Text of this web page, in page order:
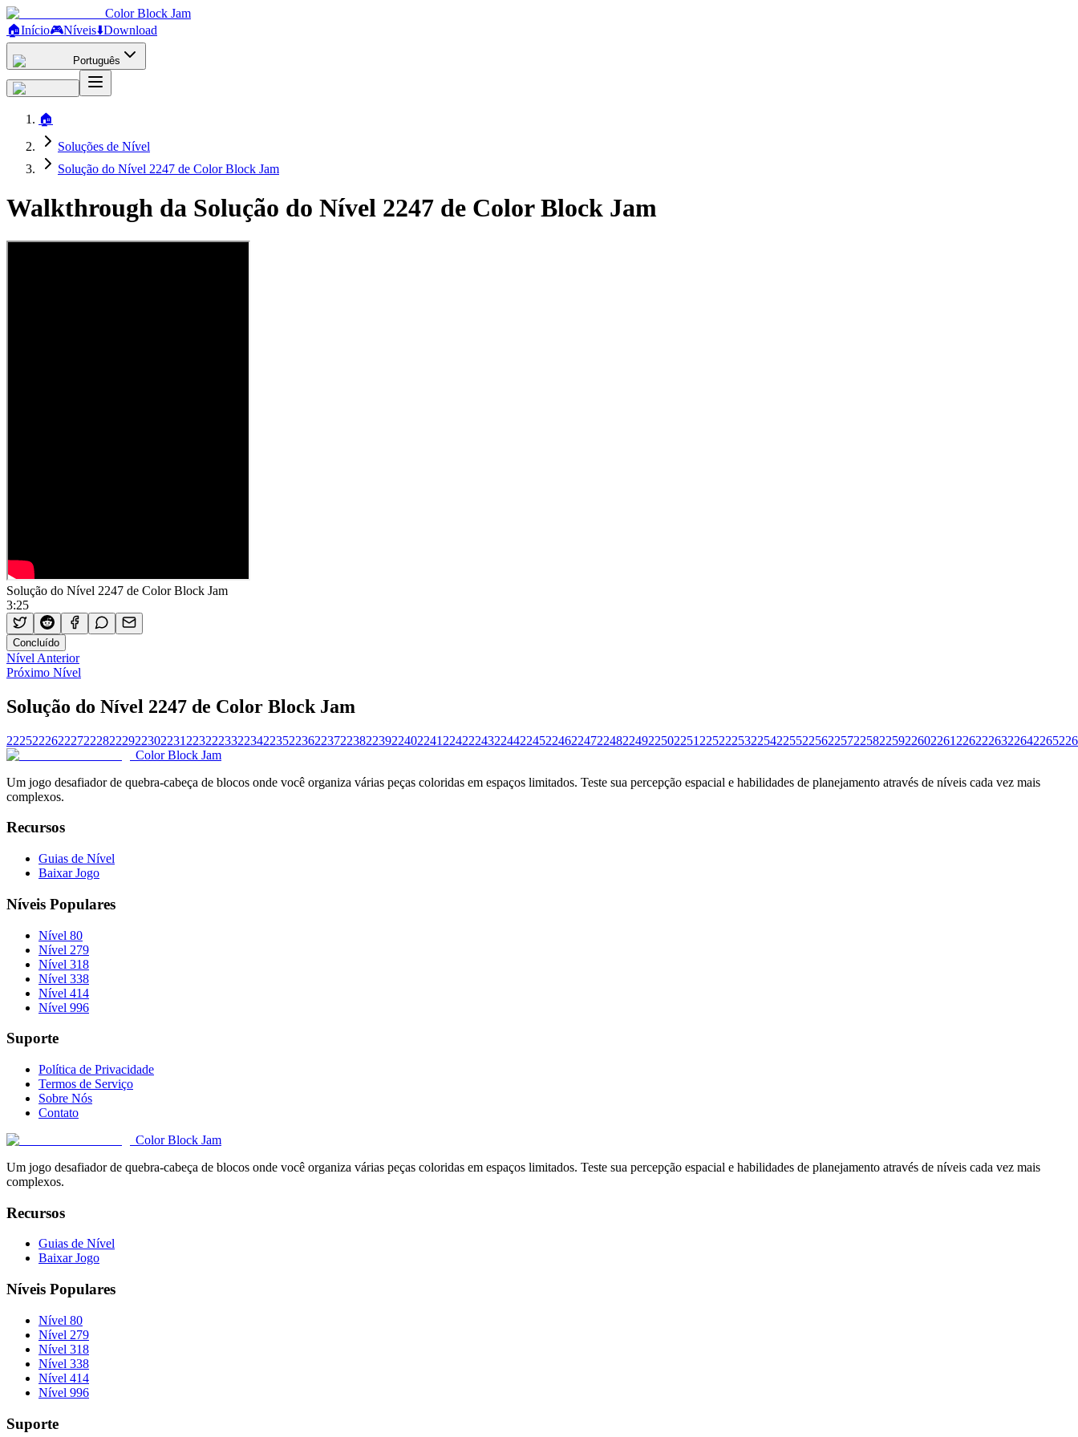
Color Block Jam
🏠Início🎮Níveis⬇️Download
Português
🏠
Soluções de Nível
Solução do Nível 2247 de Color Block Jam
Walkthrough da Solução do Nível 2247 de Color Block Jam
Solução do Nível 2247 de Color Block Jam
3:25
Concluído
Nível Anterior
Próximo Nível
Solução do Nível 2247 de Color Block Jam
2225222622272228222922302231 2232223322342235223622372238223922402241 2242224322442245224622472248224922502251 2252225322542255225622572258225922602261 2262226322642265
Color Block Jam
Um jogo desafiador de quebra-cabeça de blocos onde você organiza várias peças coloridas em espaços limitados. Teste sua percepção espacial e habilidades de planejamento através de níveis cada vez mais
complexos.
Recursos
Guias de Nível
Baixar Jogo
Níveis Populares
Nível 80
Nível 279
Nível 318
Nível 338
Nível 414
Nível 996
Suporte
Política de Privacidade
Termos de Serviço
Sobre Nós
Contato
Color Block Jam
Um jogo desafiador de quebra-cabeça de blocos onde você organiza várias peças coloridas em espaços limitados. Teste sua percepção espacial e habilidades de planejamento através de níveis cada vez mais
complexos.
Recursos
Guias de Nível
Baixar Jogo
Níveis Populares
Nível 80
Nível 279
Nível 318
Nível 338
Nível 414
Nível 996
Suporte